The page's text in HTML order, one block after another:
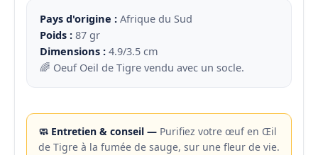
Pays d'origine : Afrique du Sud
Poids : 87 gr
Dimensions : 4.9/3.5 cm
🌈 Oeuf Oeil de Tigre vendu avec un socle.
🧼 Entretien & conseil — Purifiez votre œuf en Œil
de Tigre à la fumée de sauge, sur une fleur de vie.